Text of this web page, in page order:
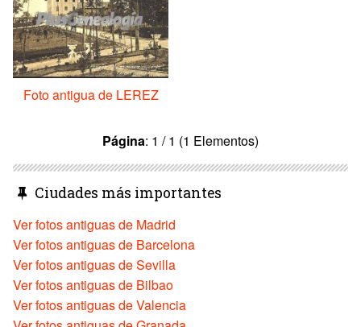
Foto antigua de LEREZ
Página: 1 / 1 (1 Elementos)
Ciudades más importantes
Ver fotos antiguas de Madrid
Ver fotos antiguas de Barcelona
Ver fotos antiguas de Sevilla
Ver fotos antiguas de Bilbao
Ver fotos antiguas de Valencia